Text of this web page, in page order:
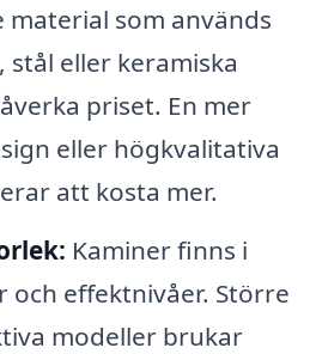
material som används
eller keramiska
priset. En mer
eller högkvalitativa
att kosta mer.
Kaminer finns i
och effektnivåer. Större
modeller brukar